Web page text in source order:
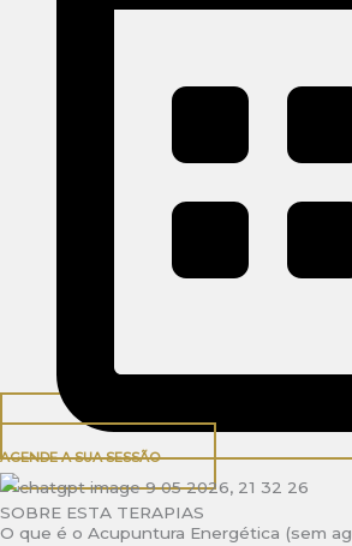
AGENDE A SUA SESSÃO
SOBRE ESTA TERAPIAS
O que é o Acupuntura Energética (sem